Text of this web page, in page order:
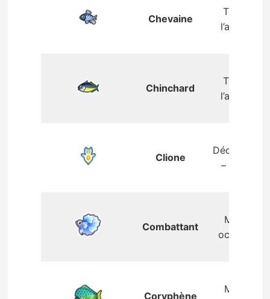
Chevaine
Toute
l’année
Chinchard
Toute
l’année
Clione
Décembre
– mars
Combattant
Mai –
octobre
Coryphène
Mai –